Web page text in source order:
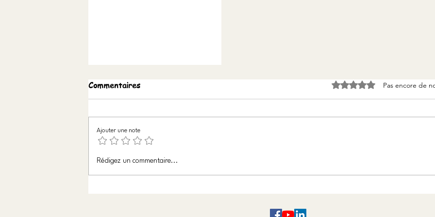
Un homme de passion
Commentaires Noté 0 étoile sur 5.Pas encore de
Ajouter une note
Rédigez un commentaire...